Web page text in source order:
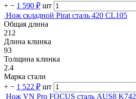
+ − 1 590 ₽ шт
Нож складной Pirat сталь 420 CL105
Общая длина
212
Длина клинка
93
Толщина клинка
2.4
Марка стали
+ − 1 522 ₽ шт
Нож VN Pro FOCUS сталь AUS8 K742